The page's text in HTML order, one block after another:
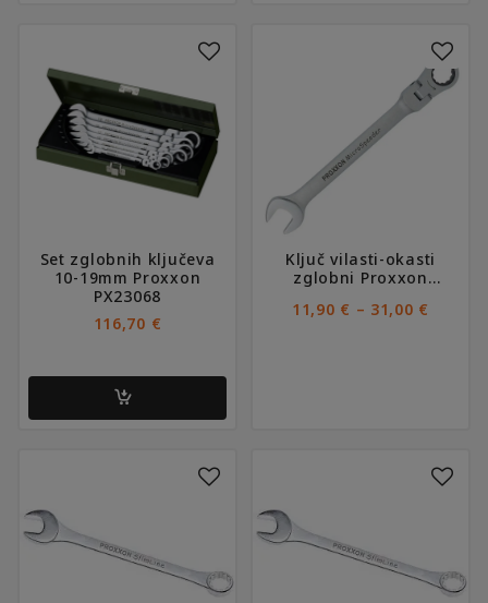
Set zglobnih ključeva
10-19mm Proxxon
PX23068
116,70 €
Ključ vilasti-okasti
zglobni Proxxon
11,90 € – 31,00 €
mogu
odabrati
stranici
proizvoda